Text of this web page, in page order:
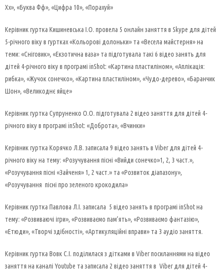
Хх», «Буква Фф», «Цифра 10», «Порахуй»
Керівник гуртка Кишиневська І.О. провела 5 онлайн заняття в Skype для дітей
5-річного віку в гуртках «Кольорові долоньки» та «Весела майстерня» на
теми: «Сніговик», «Екзотична ваза» та підготувала такі 6 відео занять для
дітей 4-річного віку в програмі inShot: «Картина пластиліном», «Аплікація:
рибка», «Жучок сонечко», «Картина пластиліном», «Чудо-дерево», «Баранчик
Шон», «Великоднє яйце»
Керівник гуртка Супруненко О.О. підготувала 2 відео заняття для дітей 4-
річного віку в програмі inShot: «Доброта», «Вчинки»
Керівник гуртка Корячко Л.В. записала 9 відео занять в Viber для дітей 4-
річного віку на тему: «Розучування пісні «Вийди сонечко»1, 2, 3 част.»,
«Розучування пісні «Зайченя» 1, 2 част.» та «Розвиток діапазону»,
«Розучування пісні про зеленого крокодила»
Керівник гуртка Павлова Л.І. записала 5 відео занять в програмі inShot на
тему: «Розвиваючі ігри», «Розвиваємо пам’ять», «Розвиваємо фантазію»,
«Етюди», «Творчі здібності», «Артикуляційні вправи» та 3 аудіо заняття.
Керівник гуртка Вовк С.І. поділилася з дітками в Viber посиланнями на відео
заняття на каналі Youtube та записала 2 відео заняття в Viber для дітей 4-